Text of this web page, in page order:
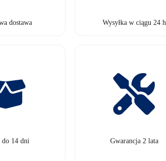
dostawa Wysyłka w ciągu 24 h
14 dni Gwarancja 2 lata